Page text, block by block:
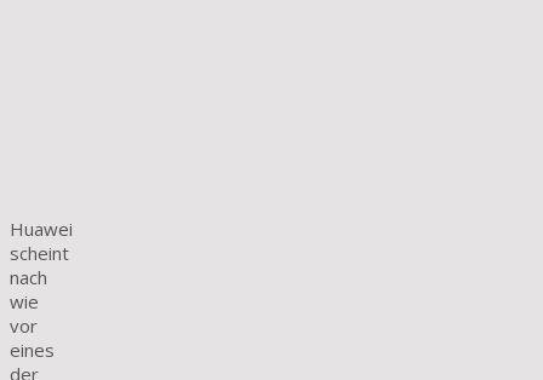
Huawei
scheint
nach
wie
vor
eines
der